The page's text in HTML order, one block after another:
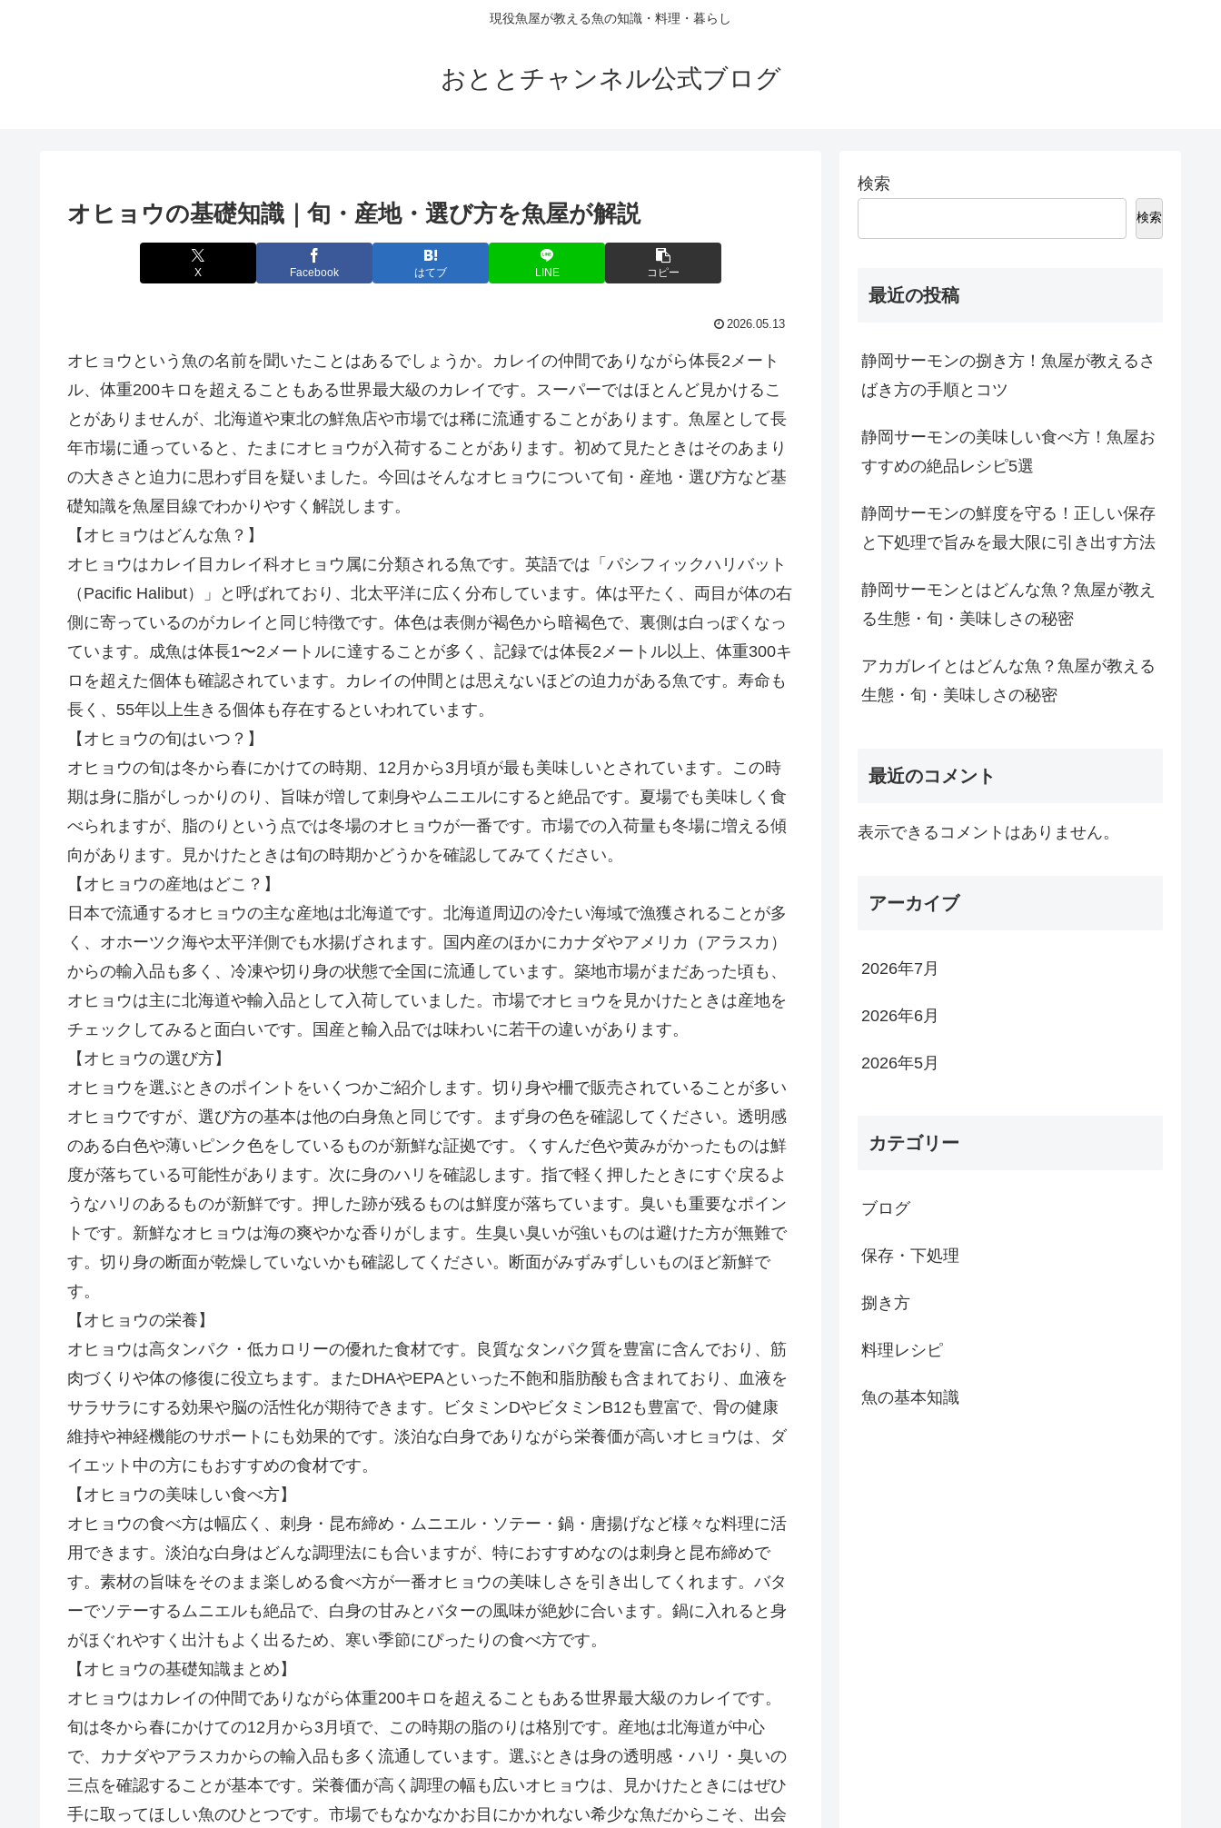
現役魚屋が教える魚の知識・料理・暮らし
おととチャンネル公式ブログ
オヒョウの基礎知識｜旬・産地・選び方を魚屋が解説
X Facebook はてブ LINE コピー
2026.05.13
オヒョウという魚の名前を聞いたことはあるでしょうか。カレイの仲間でありながら体長2メート
ル、体重200キロを超えることもある世界最大級のカレイです。スーパーではほとんど見かけるこ
とがありませんが、北海道や東北の鮮魚店や市場では稀に流通することがあります。魚屋として長
年市場に通っていると、たまにオヒョウが入荷することがあります。初めて見たときはそのあまり
の大きさと迫力に思わず目を疑いました。今回はそんなオヒョウについて旬・産地・選び方など基
礎知識を魚屋目線でわかりやすく解説します。
【オヒョウはどんな魚？】
オヒョウはカレイ目カレイ科オヒョウ属に分類される魚です。英語では「パシフィックハリバット
（Pacific Halibut）」と呼ばれており、北太平洋に広く分布しています。体は平たく、両目が体の右
側に寄っているのがカレイと同じ特徴です。体色は表側が褐色から暗褐色で、裏側は白っぽくなっ
ています。成魚は体長1〜2メートルに達することが多く、記録では体長2メートル以上、体重300キ
ロを超えた個体も確認されています。カレイの仲間とは思えないほどの迫力がある魚です。寿命も
長く、55年以上生きる個体も存在するといわれています。
【オヒョウの旬はいつ？】
オヒョウの旬は冬から春にかけての時期、12月から3月頃が最も美味しいとされています。この時
期は身に脂がしっかりのり、旨味が増して刺身やムニエルにすると絶品です。夏場でも美味しく食
べられますが、脂のりという点では冬場のオヒョウが一番です。市場での入荷量も冬場に増える傾
向があります。見かけたときは旬の時期かどうかを確認してみてください。
【オヒョウの産地はどこ？】
日本で流通するオヒョウの主な産地は北海道です。北海道周辺の冷たい海域で漁獲されることが多
く、オホーツク海や太平洋側でも水揚げされます。国内産のほかにカナダやアメリカ（アラスカ）
からの輸入品も多く、冷凍や切り身の状態で全国に流通しています。築地市場がまだあった頃も、
オヒョウは主に北海道や輸入品として入荷していました。市場でオヒョウを見かけたときは産地を
チェックしてみると面白いです。国産と輸入品では味わいに若干の違いがあります。
【オヒョウの選び方】
オヒョウを選ぶときのポイントをいくつかご紹介します。切り身や柵で販売されていることが多い
オヒョウですが、選び方の基本は他の白身魚と同じです。まず身の色を確認してください。透明感
のある白色や薄いピンク色をしているものが新鮮な証拠です。くすんだ色や黄みがかったものは鮮
度が落ちている可能性があります。次に身のハリを確認します。指で軽く押したときにすぐ戻るよ
うなハリのあるものが新鮮です。押した跡が残るものは鮮度が落ちています。臭いも重要なポイン
トです。新鮮なオヒョウは海の爽やかな香りがします。生臭い臭いが強いものは避けた方が無難で
す。切り身の断面が乾燥していないかも確認してください。断面がみずみずしいものほど新鮮で
す。
【オヒョウの栄養】
オヒョウは高タンパク・低カロリーの優れた食材です。良質なタンパク質を豊富に含んでおり、筋
肉づくりや体の修復に役立ちます。またDHAやEPAといった不飽和脂肪酸も含まれており、血液を
サラサラにする効果や脳の活性化が期待できます。ビタミンDやビタミンB12も豊富で、骨の健康
維持や神経機能のサポートにも効果的です。淡泊な白身でありながら栄養価が高いオヒョウは、ダ
イエット中の方にもおすすめの食材です。
【オヒョウの美味しい食べ方】
オヒョウの食べ方は幅広く、刺身・昆布締め・ムニエル・ソテー・鍋・唐揚げなど様々な料理に活
用できます。淡泊な白身はどんな調理法にも合いますが、特におすすめなのは刺身と昆布締めで
す。素材の旨味をそのまま楽しめる食べ方が一番オヒョウの美味しさを引き出してくれます。バタ
ーでソテーするムニエルも絶品で、白身の甘みとバターの風味が絶妙に合います。鍋に入れると身
がほぐれやすく出汁もよく出るため、寒い季節にぴったりの食べ方です。
【オヒョウの基礎知識まとめ】
オヒョウはカレイの仲間でありながら体重200キロを超えることもある世界最大級のカレイです。
旬は冬から春にかけての12月から3月頃で、この時期の脂のりは格別です。産地は北海道が中心
で、カナダやアラスカからの輸入品も多く流通しています。選ぶときは身の透明感・ハリ・臭いの
三点を確認することが基本です。栄養価が高く調理の幅も広いオヒョウは、見かけたときにはぜひ
手に取ってほしい魚のひとつです。市場でもなかなかお目にかかれない希少な魚だからこそ、出会
検索
検索
最近の投稿
静岡サーモンの捌き方！魚屋が教えるさ
ばき方の手順とコツ
静岡サーモンの美味しい食べ方！魚屋お
すすめの絶品レシピ5選
静岡サーモンの鮮度を守る！正しい保存
と下処理で旨みを最大限に引き出す方法
静岡サーモンとはどんな魚？魚屋が教え
る生態・旬・美味しさの秘密
アカガレイとはどんな魚？魚屋が教える
生態・旬・美味しさの秘密
最近のコメント
表示できるコメントはありません。
アーカイブ
2026年7月
2026年6月
2026年5月
カテゴリー
ブログ
保存・下処理
捌き方
料理レシピ
魚の基本知識